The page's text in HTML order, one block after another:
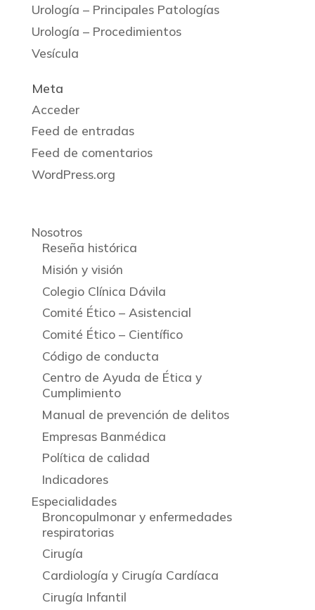
Urología – Principales Patologías
Urología – Procedimientos
Vesícula
Meta
Acceder
Feed de entradas
Feed de comentarios
WordPress.org
Nosotros
Reseña histórica
Misión y visión
Colegio Clínica Dávila
Comité Ético – Asistencial
Comité Ético – Científico
Código de conducta
Centro de Ayuda de Ética y
Cumplimiento
Manual de prevención de delitos
Empresas Banmédica
Política de calidad
Indicadores
Especialidades
Broncopulmonar y enfermedades
respiratorias
Cirugía
Cardiología y Cirugía Cardíaca
Cirugía Infantil